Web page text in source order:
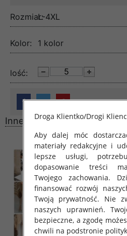
Rozmiar:L-4XL
Kolor: 1 kolor
lość:
Inne produktyDroga Klientko/Drogi
Aby dalej móc
materiały redakcyjne i
lepsze usługi,
dopasowanie treści
Twojego zachowania.
finansować rozwój
Twoją prywatność. Nie
naszych uprawnień.
bezpieczne, a zgodę
chwili na podstronie